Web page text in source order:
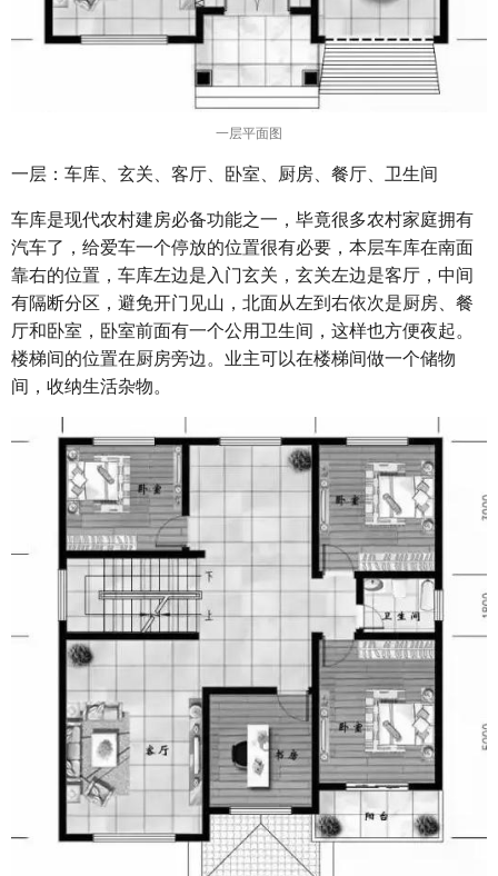
一层平面图
一层：车库、玄关、客厅、卧室、厨房、餐厅、卫生间
车库是现代农村建房必备功能之一，毕竟很多农村家庭拥有
汽车了，给爱车一个停放的位置很有必要，本层车库在南面
靠右的位置，车库左边是入门玄关，玄关左边是客厅，中间
有隔断分区，避免开门见山，北面从左到右依次是厨房、餐
厅和卧室，卧室前面有一个公用卫生间，这样也方便夜起。
楼梯间的位置在厨房旁边。业主可以在楼梯间做一个储物
间，收纳生活杂物。